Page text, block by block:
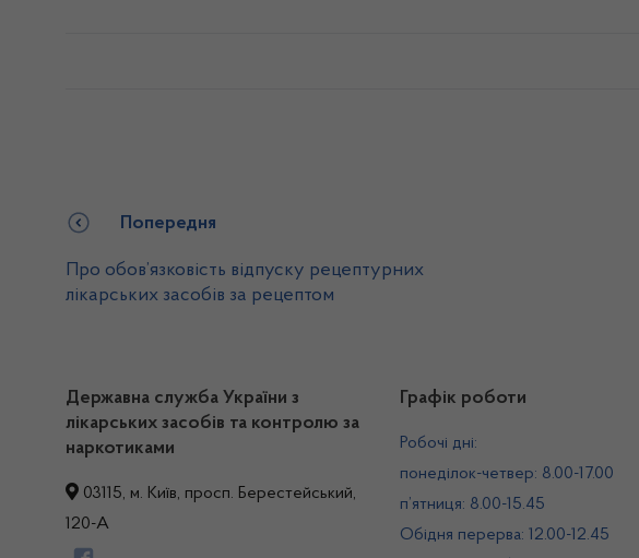
Попередня
Про обов’язковість відпуску рецептурних
лікарських засобів за рецептом
Державна служба України з
лікарських засобів та контролю за
наркотиками
03115, м. Київ, просп. Берестейський,
120-А
Графік роботи
Робочі дні:
понеділок-четвер: 8.00-17.00
п’ятниця: 8.00-15.45
Обідня перерва: 12.00-12.45